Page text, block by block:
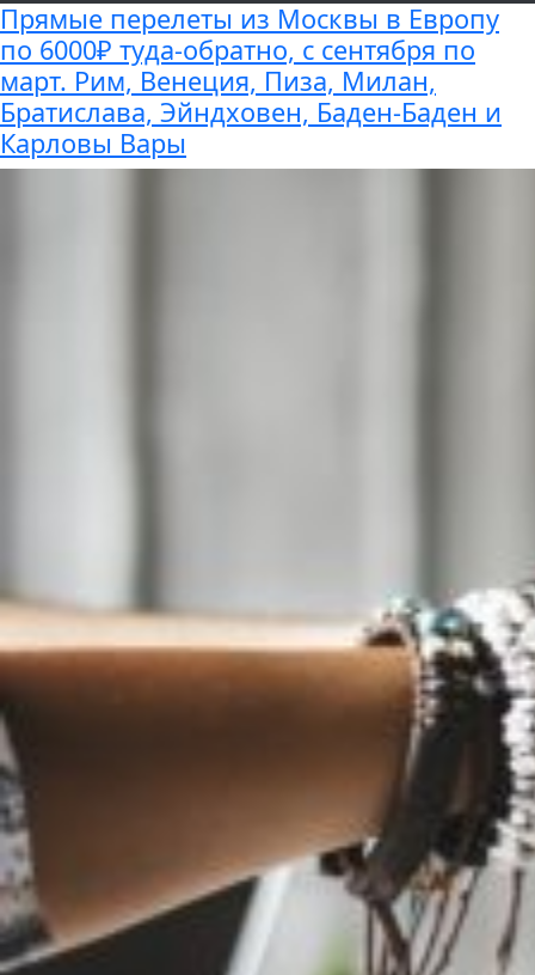
Прямые перелеты из Москвы в Европу
по 6000₽ туда-обратно, с сентября по
март. Рим, Венеция, Пиза, Милан,
Братислава, Эйндховен, Баден-Баден и
Карловы Вары